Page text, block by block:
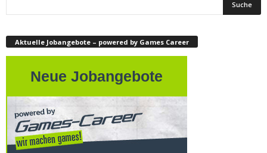
Aktuelle Jobangebote – powered by Games Career